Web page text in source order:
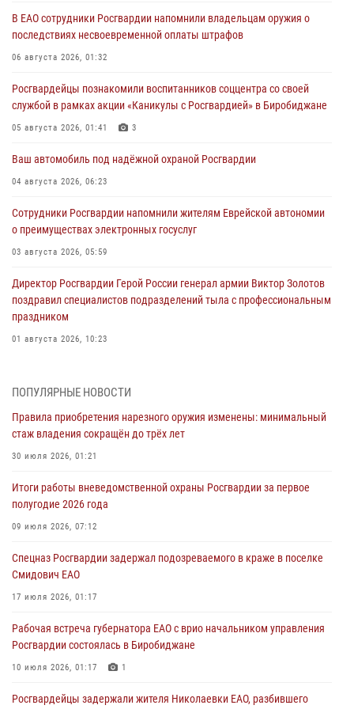
В ЕАО сотрудники Росгвардии напомнили владельцам оружия о
последствиях несвоевременной оплаты штрафов
06 августа 2026, 01:32
Росгвардейцы познакомили воспитанников соццентра со своей
службой в рамках акции «Каникулы с Росгвардией» в Биробиджане
05 августа 2026, 01:41 3
Ваш автомобиль под надёжной охраной Росгвардии
04 августа 2026, 06:23
Сотрудники Росгвардии напомнили жителям Еврейской автономии
о преимуществах электронных госуслуг
03 августа 2026, 05:59
Директор Росгвардии Герой России генерал армии Виктор Золотов
поздравил специалистов подразделений тыла с профессиональным
праздником
01 августа 2026, 10:23
Российской Федерации
В Росгвардии вспоминают российских воинов, погибших в Первой
мировой войне 1914-1918 годов
Внесены изменения в правила проведения контрольного отстрела
гражданского оружия
Правила приобретения нарезного оружия изменены: минимальный
стаж владения сокращён до трёх лет
ПОПУЛЯРНЫЕ НОВОСТИ
Правила приобретения нарезного оружия изменены: минимальный
стаж владения сокращён до трёх лет
30 июля 2026, 01:21
Итоги работы вневедомственной охраны Росгвардии за первое
полугодие 2026 года
09 июля 2026, 07:12
Спецназ Росгвардии задержал подозреваемого в краже в поселке
Смидович ЕАО
17 июля 2026, 01:17
Рабочая встреча губернатора ЕАО с врио начальником управления
Росгвардии состоялась в Биробиджане
10 июля 2026, 01:17 1
Росгвардейцы задержали жителя Николаевки ЕАО, разбившего